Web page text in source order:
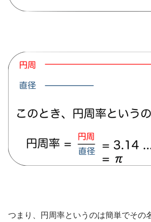
つまり、円周率というのは簡単でその